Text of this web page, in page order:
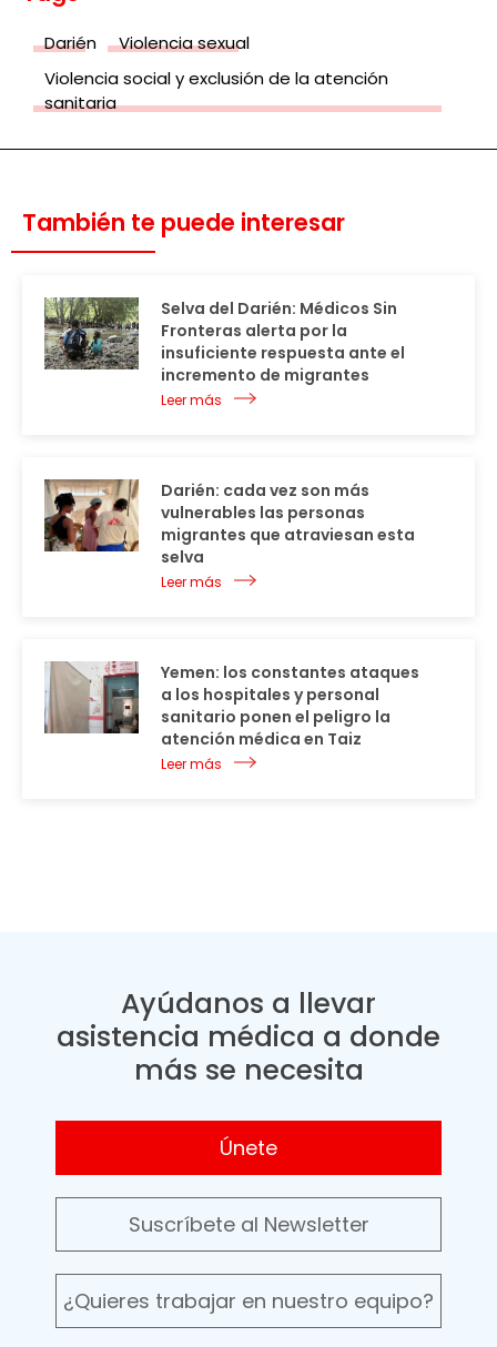
Darién
Violencia sexual
Violencia social y exclusión de la atención
sanitaria
También te puede interesar
Selva del Darién: Médicos Sin
Fronteras alerta por la
insuficiente respuesta ante el
incremento de migrantes
Leer más
Darién: cada vez son más
vulnerables las personas
migrantes que atraviesan esta
selva
Leer más
Yemen: los constantes ataques
a los hospitales y personal
sanitario ponen el peligro la
atención médica en Taiz
Leer más
Ayúdanos a llevar
asistencia médica a donde
más se necesita
Únete
Suscríbete al Newsletter
¿Quieres trabajar en nuestro equipo?